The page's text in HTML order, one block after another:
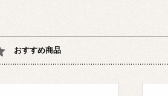
おすすめ商品